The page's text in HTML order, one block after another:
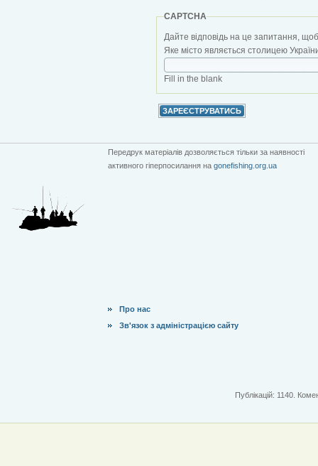
CAPTCHA
Дайте відповідь на це запитання,
Яке місто являється столицею
Fill in the blank
Передрук матеріалів дозволяється тільки за наявності
активного гіперпосилання на gonefishing.org.ua
Про нас
Зв'язок з адміністрацією сайту
Публікацій: 1140.